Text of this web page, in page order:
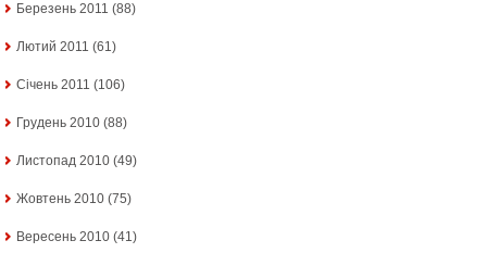
Березень 2011 (88)
Лютий 2011 (61)
Січень 2011 (106)
Грудень 2010 (88)
Листопад 2010 (49)
Жовтень 2010 (75)
Вересень 2010 (41)